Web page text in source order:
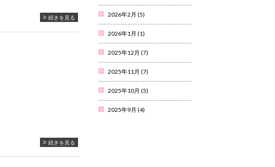
続きを見る
続きを見る
2026年2月 (5)
2026年1月 (1)
2025年12月 (7)
2025年11月 (7)
2025年10月 (5)
2025年9月 (4)